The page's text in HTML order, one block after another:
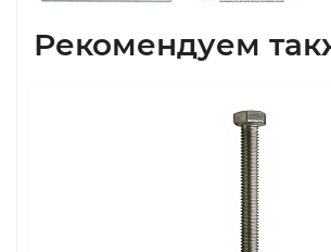
Рекомендуем